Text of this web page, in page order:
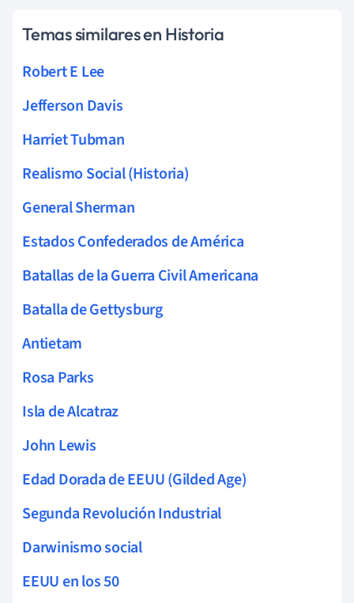
Temas similares en Historia
Robert E Lee
Jefferson Davis
Harriet Tubman
Realismo Social (Historia)
General Sherman
Estados Confederados de América
Batallas de la Guerra Civil Americana
Batalla de Gettysburg
Antietam
Rosa Parks
Isla de Alcatraz
John Lewis
Edad Dorada de EEUU (Gilded Age)
Segunda Revolución Industrial
Darwinismo social
EEUU en los 50